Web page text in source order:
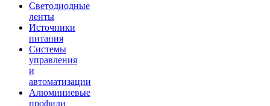
Светодиодные
ленты
Источники
питания
Системы
управления
и
автоматизации
Алюминиевые
профили